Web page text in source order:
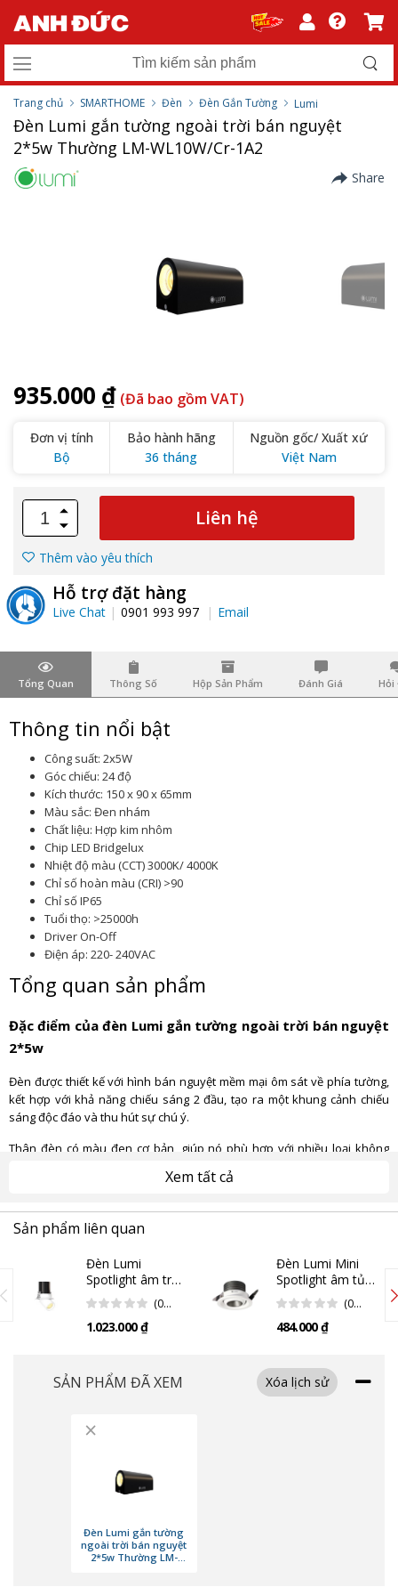
Trang chủ SMARTHOME Đèn Đèn Gắn Tường Lumi
Đèn Lumi gắn tường ngoài trời bán nguyệt
2*5w Thường LM-WL10W/Cr-1A2
Share
935.000 ₫ (Đã bao gồm VAT)
Đơn vị tính
Bộ
Bảo hành hãng
36 tháng
Nguồn gốc/ Xuất xứ
Việt Nam
Liên hệ
Thêm vào yêu thích
Hỗ trợ đặt hàng
Live Chat 0901 993 997 Email
Tổng Quan Thông Số Hộp Sản Phẩm Đánh Giá Hỏi
Thông tin nổi bật
Công suất: 2x5W
Góc chiếu: 24 độ
Kích thước: 150 x 90 x 65mm
Màu sắc: Đen nhám
Chất liệu: Hợp kim nhôm
Chip LED Bridgelux
Nhiệt độ màu (CCT) 3000K/ 4000K
Chỉ số hoàn màu (CRI) >90
Chỉ số IP65
Tuổi thọ: >25000h
Driver On-Off
Điện áp: 220- 240VAC
Tổng quan sản phẩm
Đặc điểm của đèn Lumi gắn tường ngoài trời bán nguyệt
2*5w
Đèn được thiết kế với hình bán nguyệt mềm mại ôm sát về phía tường,
kết hợp với khả năng chiếu sáng 2 đầu, tạo ra một khung cảnh chiếu
sáng độc đáo và thu hút sự chú ý.
Thân đèn có màu đen cơ bản, giúp nó phù hợp với nhiều loại không
gian, bất kể là trong nhà hay ngoài trời. Màu sắc tối giản và hiện đại
giúp đèn hòa hợp và tôn lên vẻ đẹp của không gian nội ngoại thất xung
Xem tất cả
Sản phẩm liên quan
Đèn Lumi
Spotlight âm trần
10w, xoay góc
LM-RRS10W/75-
1A24
(0
1.023.000 ₫
Đèn Lumi Mini
Spotlight âm tủ
3w, chỉnh hướng
LM-MRS3W/45-
1A25
(0
484.000 ₫
SẢN PHẨM ĐÃ XEM Xóa lịch sử
×
Đèn Lumi gắn tường
ngoài trời bán nguyệt
2*5w Thường LM-